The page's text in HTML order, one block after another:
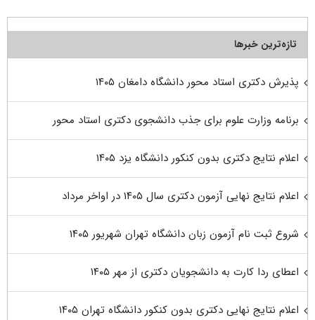
تازه‌ترین خبرها
پذیرش دکتری استاد محور دانشگاه دامغان ۱۴۰۵
برنامه وزارت علوم برای جذب دانشجوی دکتری استاد محور
اعلام نتایج دکتری بدون کنکور دانشگاه یزد ۱۴۰۵
اعلام نتایج نهایی آزمون دکتری سال ۱۴۰۵ در اواخر مرداد
شروع ثبت نام آزمون زبان دانشگاه تهران شهریور ۱۴۰۵
اعطای ردا کارت به دانشجویان دکتری از مهر ۱۴۰۵
اعلام نتایج نهایی دکتری بدون کنکور دانشگاه تهران ۱۴۰۵